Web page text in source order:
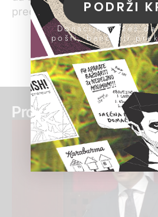
predsednik veća pročita.
Pročitaj još:
PODRŽI
Donacije možeš
pošti, banci ili